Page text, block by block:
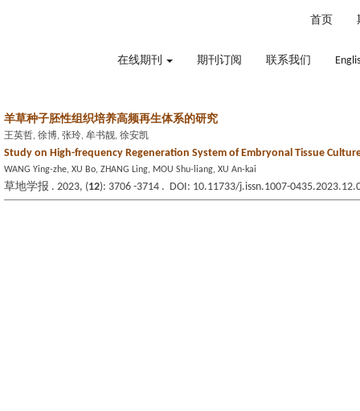
首页
在线期刊 期刊订阅 联系我们
羊草种子胚性组织培养高频再生体系的研究
王英哲, 徐博, 张玲, 牟书靓, 徐安凯
Study on High-frequency Regeneration System of Embryonal Tissue
WANG Ying-zhe, XU Bo, ZHANG Ling, MOU Shu-liang, XU An-kai
草地学报 . 2023, (12): 3706 -3714 . DOI: 10.11733/j.issn.1007-